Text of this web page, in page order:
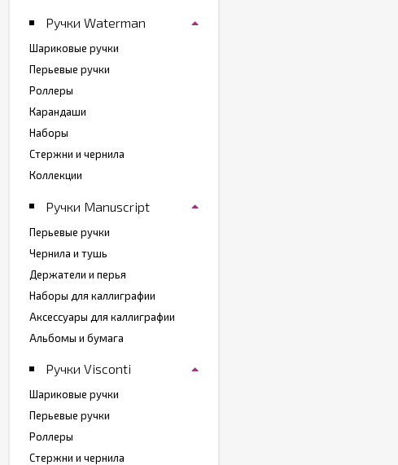
Ручки Waterman
Шариковые ручки
Перьевые ручки
Роллеры
Карандаши
Наборы
Стержни и чернила
Коллекции
Ручки Manuscript
Перьевые ручки
Чернила и тушь
Держатели и перья
Наборы для каллиграфии
Аксессуары для каллиграфии
Альбомы и бумага
Ручки Visconti
Шариковые ручки
Перьевые ручки
Роллеры
Стержни и чернила